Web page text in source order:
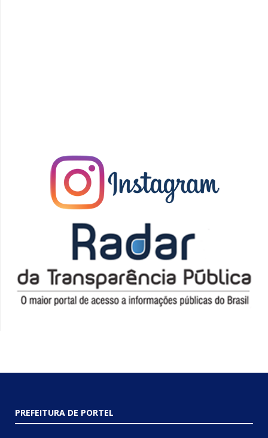
PREFEITURA DE PORTEL